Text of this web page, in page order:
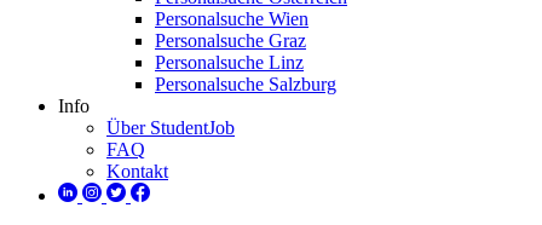
Personalsuche Wien
Personalsuche Graz
Personalsuche Linz
Personalsuche Salzburg
Info
Über StudentJob
FAQ
Kontakt